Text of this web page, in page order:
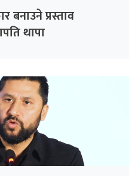
बनाउने प्रस्ताव
थापा